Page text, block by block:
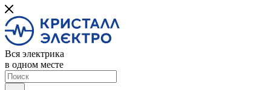
Вся электрика
в одном месте